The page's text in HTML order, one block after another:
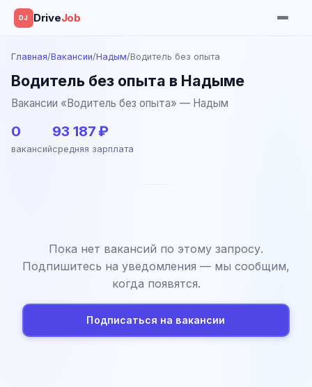
DJ DriveJob
Главная/Вакансии/Надым/Водитель без опыта
Водитель без опыта в Надыме
Вакансии «Водитель без опыта» — Надым
0
вакансий
93 187 ₽
средняя зарплата
Пока нет вакансий по этому запросу.
Подпишитесь на уведомления — мы сообщим,
когда появятся.
Подписаться на вакансии